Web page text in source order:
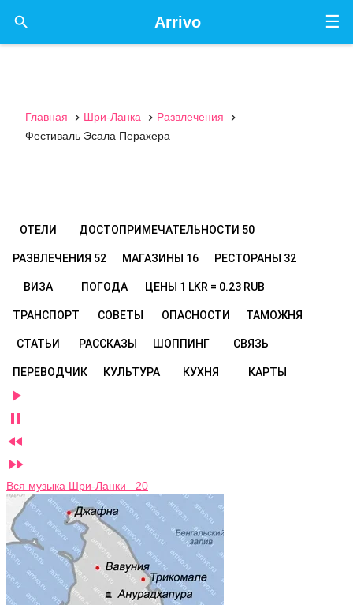
☰
Arrivo

Главная  Шри-Ланка  Развлечения

Фестиваль Эсала Перахера
ОТЕЛИ ДОСТОПРИМЕЧАТЕЛЬНОСТИ 50
РАЗВЛЕЧЕНИЯ 52 МАГАЗИНЫ 16 РЕСТОРАНЫ 32
ВИЗА ПОГОДА ЦЕНЫ 1 LKR = 0.23 RUB
ТРАНСПОРТ СОВЕТЫ ОПАСНОСТИ ТАМОЖНЯ
СТАТЬИ РАССКАЗЫ ШОППИНГ СВЯЗЬ
ПЕРЕВОДЧИК КУЛЬТУРА КУХНЯ КАРТЫ




Вся музыка Шри-Ланки 20